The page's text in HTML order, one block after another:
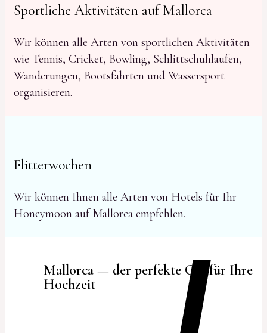
Sportliche Aktivitäten auf Mallorca
Wir können alle Arten von sportlichen Aktivitäten
wie Tennis, Cricket, Bowling, Schlittschuhlaufen,
Wanderungen, Bootsfahrten und Wassersport
organisieren.
Flitterwochen
Wir können Ihnen alle Arten von Hotels für Ihr
Honeymoon auf Mallorca empfehlen.
Mallorca — der perfekte Ort für Ihre
Hochzeit